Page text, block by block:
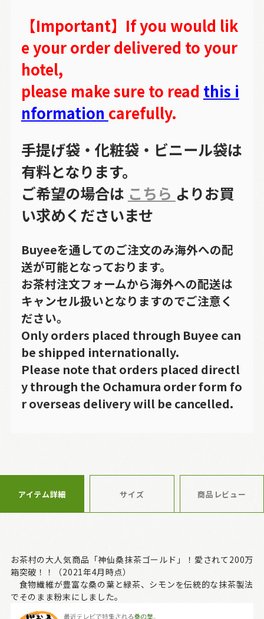
【Important】If you would lik
e your order delivered to your
hotel,
please make sure to read this i
nformation carefully.
手提げ袋・化粧袋・ビニール袋は
有料となります。
ご希望の場合は こちら よりお買
い求めくださいませ
Buyeeを通してのご注文のみ海外への配
送が可能となっております。
お茶村注文フォームから海外への配送は
キャンセル扱いとなりますのでご注意く
ださい。
Only orders placed through Buyee can
be shipped internationally.
Please note that orders placed directl
y through the Ochamura order form fo
r overseas delivery will be cancelled.
アイテム詳細 サイズ 商品レビュー
お茶村の大人気商品「神仙桑抹茶ゴールド」！愛されて200万
箱突破！！（2021年4月時点）
食物繊維が豊富な桑の葉と緑茶、シモンを伝統的な抹茶製法
でそのまま粉末にしました。